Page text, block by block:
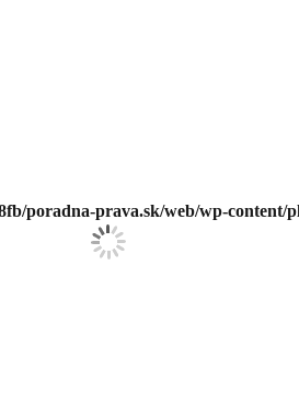
poradna-prava.sk/web/wp-